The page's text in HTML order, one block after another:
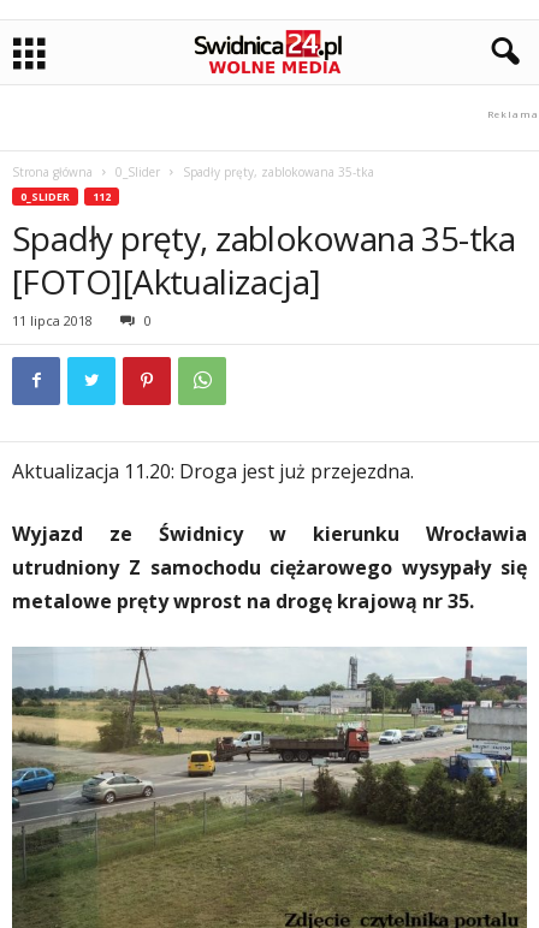
Strona główna 0_Slider Spadły pręty, zablokowana 35-tka
0_SLIDER 112
Spadły pręty, zablokowana 35-tka
[FOTO][Aktualizacja]
11 lipca 2018 0
Aktualizacja 11.20: Droga jest już przejezdna.
Wyjazd ze Świdnicy w kierunku Wrocławia
utrudniony Z samochodu ciężarowego wysypały się
metalowe pręty wprost na drogę krajową nr 35.